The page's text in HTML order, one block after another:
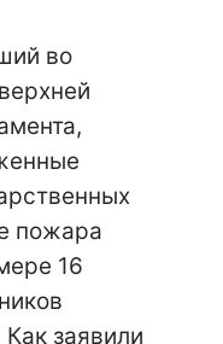
во
пожара
16
заявили